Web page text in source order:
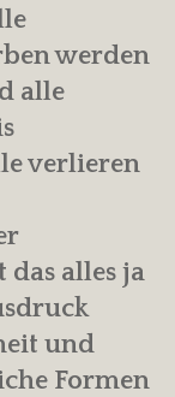
werden
alle
verlieren
das alles ja
und
Formen